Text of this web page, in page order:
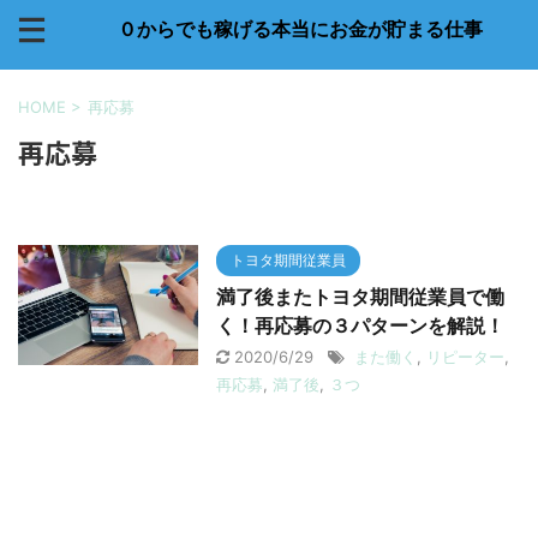
０からでも稼げる本当にお金が貯まる仕事
HOME > 再応募
再応募
トヨタ期間従業員
満了後またトヨタ期間従業員で働
く！再応募の３パターンを解説！
2020/6/29 また働く リピーター
再応募 満了後 ３つ